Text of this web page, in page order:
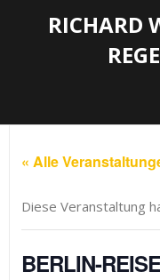
RICHARD
« Alle
Diese Veranstaltung
BERLIN-